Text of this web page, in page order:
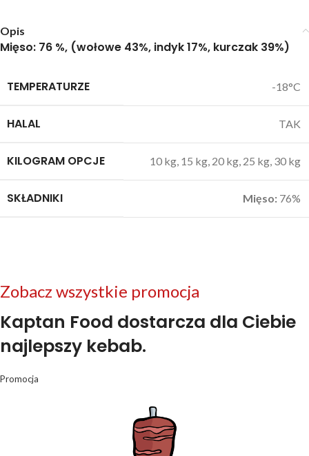
Opis
Mięso: 76 %, (wołowe 43%, indyk 17%, kurczak 39%)
TEMPERATURZE -18°C
HALAL TAK
KILOGRAM OPCJE 10 kg, 15 kg, 20 kg, 25 kg, 30 kg
SKŁADNIKI Mięso: 76%
Zobacz wszystkie promocja
Kaptan Food dostarcza dla Ciebie
najlepszy kebab.
Promocja